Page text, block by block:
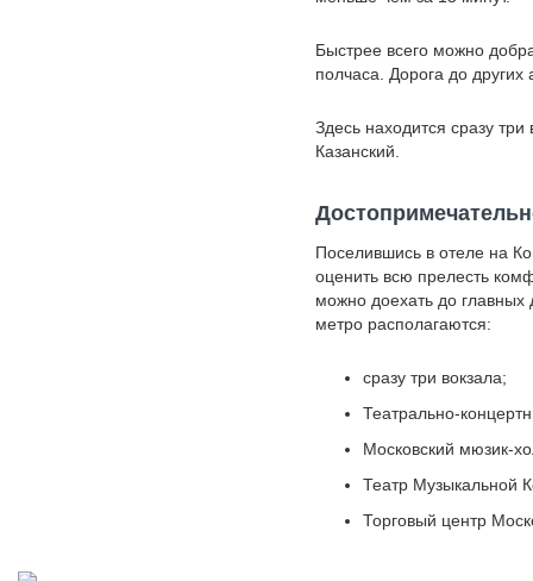
Быстрее всего можно
полчаса. Дорога до
Здесь находится сразу
Казанский.
Поселившись в отеле на
оценить всю прелесть
можно доехать до
метро располагаются:
cразу три вокзала;
Театрально-
Московский мюзик-
Театр Музыкальной
Торговый центр